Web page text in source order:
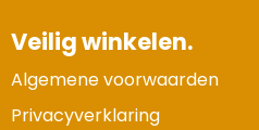
Veilig winkelen.
Algemene voorwaarden
Privacyverklaring